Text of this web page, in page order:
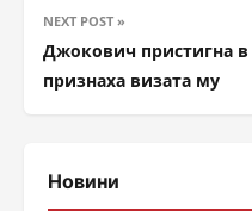
NEXT POST »
Джокович пристигна
признаха визата му
Новини